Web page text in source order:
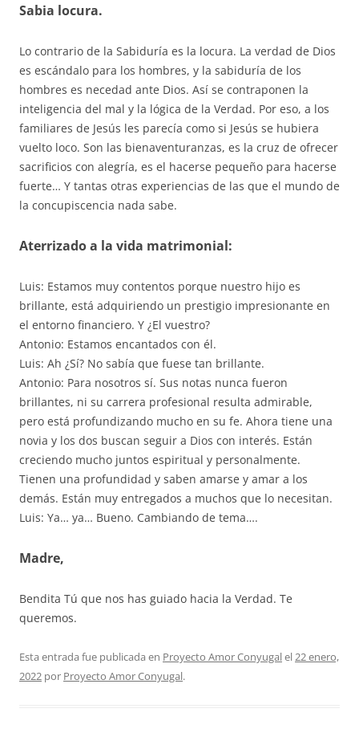
Sabia locura.
Lo contrario de la Sabiduría es la locura. La verdad de Dios
es escándalo para los hombres, y la sabiduría de los
hombres es necedad ante Dios. Así se contraponen la
inteligencia del mal y la lógica de la Verdad. Por eso, a los
familiares de Jesús les parecía como si Jesús se hubiera
vuelto loco. Son las bienaventuranzas, es la cruz de ofrecer
sacrificios con alegría, es el hacerse pequeño para hacerse
fuerte… Y tantas otras experiencias de las que el mundo de
la concupiscencia nada sabe.
Aterrizado a la vida matrimonial:
Luis: Estamos muy contentos porque nuestro hijo es
brillante, está adquiriendo un prestigio impresionante en
el entorno financiero. Y ¿El vuestro?
Antonio: Estamos encantados con él.
Luis: Ah ¿Sí? No sabía que fuese tan brillante.
Antonio: Para nosotros sí. Sus notas nunca fueron
brillantes, ni su carrera profesional resulta admirable,
pero está profundizando mucho en su fe. Ahora tiene una
novia y los dos buscan seguir a Dios con interés. Están
creciendo mucho juntos espiritual y personalmente.
Tienen una profundidad y saben amarse y amar a los
demás. Están muy entregados a muchos que lo necesitan.
Luis: Ya… ya… Bueno. Cambiando de tema….
Madre,
Bendita Tú que nos has guiado hacia la Verdad. Te
queremos.
Esta entrada fue publicada en Proyecto Amor Conyugalel22 enero,
2022 por Proyecto Amor Conyugal.